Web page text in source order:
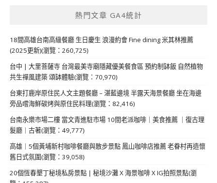
熱門文章 GA4統計
18間高雄台南高級餐廳 生日慶生 浪漫約會 Fine dining 米其林推薦
(2025更新)(瀏覽：260,725)
台中 | 大里菩薩寺 台灣最美寺廟隱藏優美餐食區 預約制缽飯 自然植物
共生禪風建築 頌缽體驗(瀏覽：70,970)
台東打鹿岸原住民人文主題餐廳 – 湛藍邊境 半露天海景餐廳 坐在海邊
旁品嚐海鮮碳烤與原住民料理(瀏覽：82,416)
台南永樂市場二樓 當文青進駐市場 10間老派咖啡｜美食推薦 ｜復古理
髮廳｜古著(瀏覽：49,777)
高雄｜5個黃埔新村咖啡餐廳與散步景點 鳳山咖啡店推薦 老眷村再造懷
舊日式氛圍(瀏覽：39,058)
20個恆春墾丁秘境私房景點 | 秘境沙灘 X 海景咖啡 X IG拍照景點(瀏